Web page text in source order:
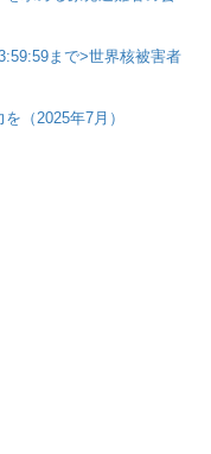
まで>世界核被害者
（2025年7月）